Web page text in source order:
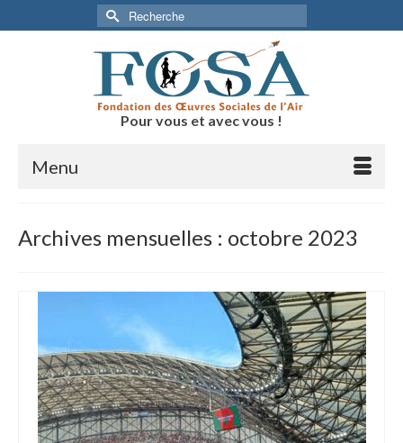
Rechercher :
Pour vous et avec vous !
Menu
Archives mensuelles : octobre 2023